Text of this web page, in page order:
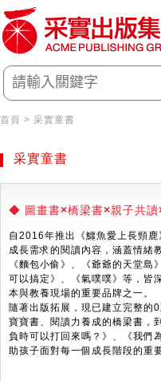
首頁 > 采實童書
采實童書
◆ 圖畫書×橋梁書×親子共
自2016年推出《鱷魚愛上長頸
成長需求的閱讀內容，涵蓋情緒
《麵包小偷》、《爺爺的天堂
可以搞定》、《氣噗噗》等，皆
本與教養現場的重要品牌之一。
隨著出版拓展，現已建立完整的
寶寶書、閱讀力養成的橋梁書，
負時可以打回來嗎？》、《我們
助孩子面對每一個成長階段的重